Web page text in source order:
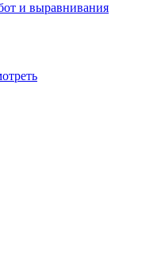
и выравнивания